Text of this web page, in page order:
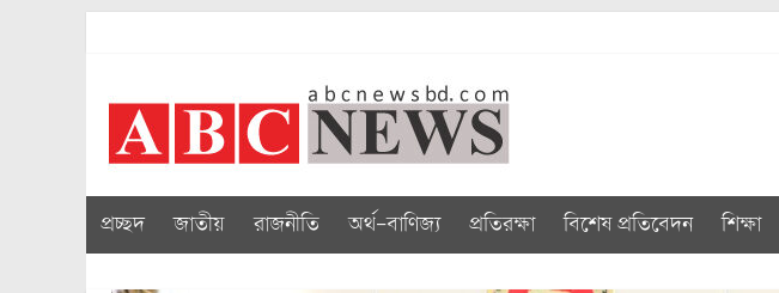
abcnewsbd
প্রচ্ছদ জাতীয় রাজনীতি অর্থ-বাণিজ্য প্রতিরক্ষা বিশেষ প্রতিবেদন শিক্ষা